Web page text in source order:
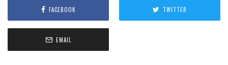
FACEBOOK TWITTER
EMAIL